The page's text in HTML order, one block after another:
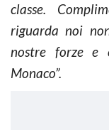
classe.
riguarda noi
nostre forze e
Monaco”.